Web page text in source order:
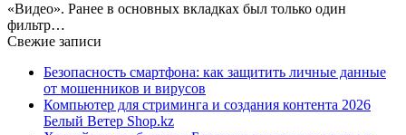
«Видео». Ранее в основных вкладках был только один
фильтр…
Свежие записи
Безопасность смартфона: как защитить личные данные
от мошенников и вирусов
Компьютер для стриминга и создания контента 2026
Белый Ветер Shop.kz